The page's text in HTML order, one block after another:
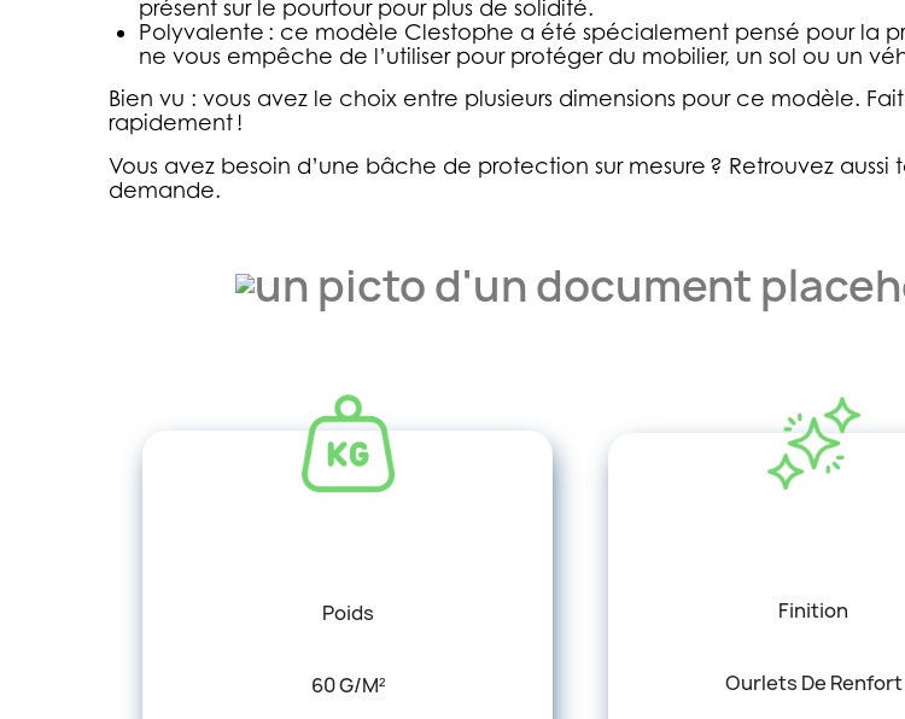
présent sur le pourtour pour plus de solidité.
Polyvalente : ce modèle Clestophe a été spécialement pensé pour la
ne vous empêche de l’utiliser pour protéger du mobilier, un sol ou un
Bien vu : vous avez le choix entre plusieurs dimensions pour ce modèle.
rapidement !
Vous avez besoin d’une bâche de protection sur mesure ? Retrouvez aussi
demande.
Poids
60 G/m²
Finition
Ourlets De Renfort